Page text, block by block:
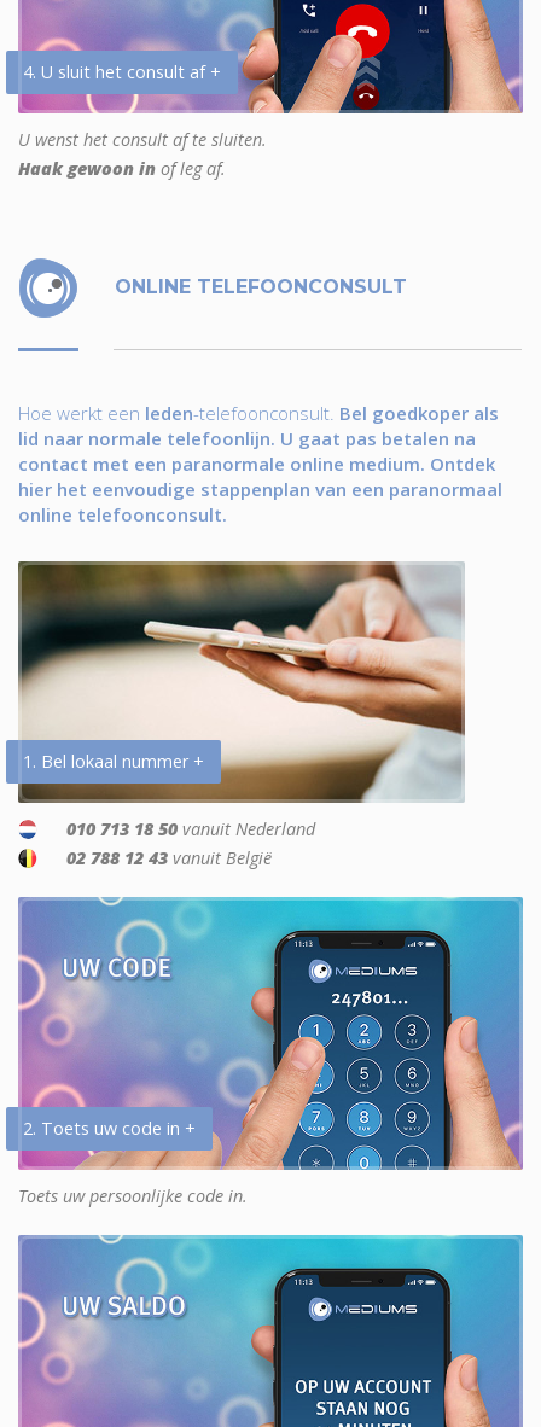
4. U sluit het consult af +
U wenst het consult af te sluiten.
Haak gewoon in of leg af.
ONLINE TELEFOONCONSULT
Hoe werkt een leden-telefoonconsult. Bel goedkoper als
lid naar normale telefoonlijn. U gaat pas betalen na
contact met een paranormale online medium. Ontdek
hier het eenvoudige stappenplan van een paranormaal
online telefoonconsult.
1. Bel lokaal nummer +
010 713 18 50 vanuit Nederland
02 788 12 43 vanuit België
2. Toets uw code in +
Toets uw persoonlijke code in.